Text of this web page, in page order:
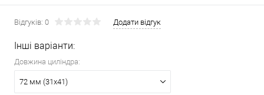
Відгуків: 0 Додати відгук
Інші варіанти:
Довжина циліндра:
72 мм (31x41)